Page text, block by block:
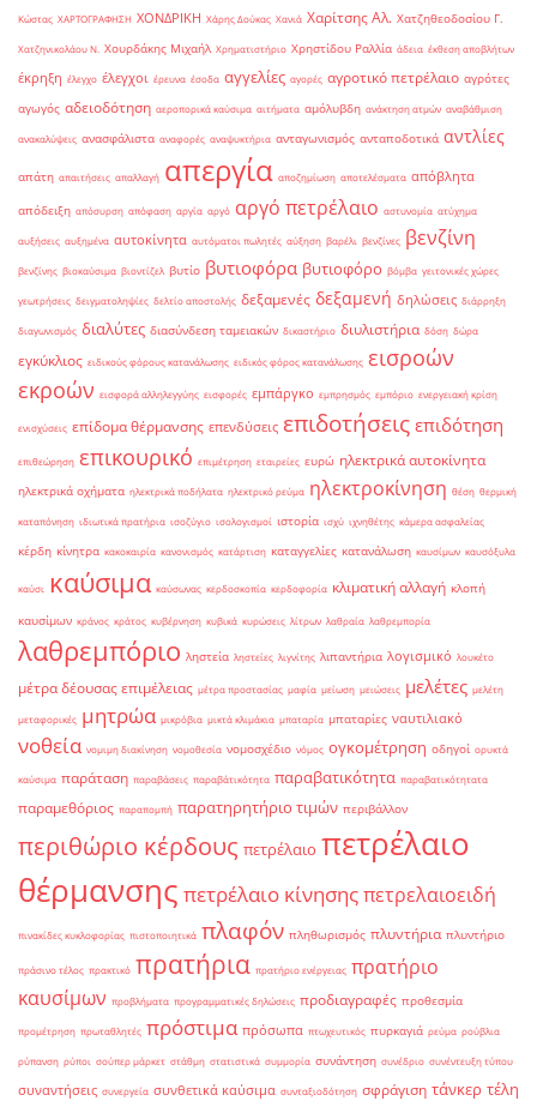
Κώστας ΧΑΡΤΟΓΡΑΦΗΣΗ ΧΟΝΔΡΙΚΗ Χάρης Δούκας Χανιά Χαρίτσης Αλ. Χατζηθεοδοσίου Γ.
Χατζηνικολάου Ν. Χουρδάκης Μιχαήλ Χρηματιστήριο Χρηστίδου Ραλλία άδεια έκθεση αποβλήτων
έκρηξη έλεγχο έλεγχοι έρευνα έσοδα αγγελίες αγορές αγροτικό πετρέλαιο αγρότες
αγωγός αδειοδότηση αεροπορικά καύσιμα αιτήματα αμόλυβδη ανάκτηση ατμών αναβάθμιση
ανακαλύψεις ανασφάλιστα αναφορές αναψυκτήρια ανταγωνισμός ανταποδοτικά αντλίες
απάτη απαιτήσεις απαλλαγή απεργία αποζημίωση αποτελέσματα απόβλητα
απόδειξη απόσυρση απόφαση αργία αργό αργό πετρέλαιο αστυνομία ατύχημα
αυξήσεις αυξημένα αυτοκίνητα αυτόματοι πωλητές αύξηση βαρέλι βενζίνες βενζίνη
βενζίνης βιοκαύσιμα βιοντίζελ βυτίο βυτιοφόρα βυτιοφόρο βόμβα γειτονικές χώρες
γεωτρήσεις δειγματοληψίες δελτίο αποστολής δεξαμενές δεξαμενή δηλώσεις διάρρηξη
διαγωνισμός διαλύτες διασύνδεση ταμειακών δικαστήριο διυλιστήρια δόση δώρα
εγκύκλιος ειδικούς φόρους κατανάλωσης ειδικός φόρος κατανάλωσης εισροών
εκροών εισφορά αλληλεγγύης εισφορές εμπάργκο εμπρησμός εμπόριο ενεργειακή κρίση
ενισχύσεις επίδομα θέρμανσης επενδύσεις επιδοτήσεις επιδότηση
επιθεώρηση επικουρικό επιμέτρηση εταιρείες ευρώ ηλεκτρικά αυτοκίνητα
ηλεκτρικά οχήματα ηλεκτρικά ποδήλατα ηλεκτρικό ρεύμα ηλεκτροκίνηση θέση θερμική
καταπόνηση ιδιωτικά πρατήρια ισοζύγιο ισολογισμοί ιστορία ισχύ ιχνηθέτης κάμερα ασφαλείας
κέρδη κίνητρα κακοκαιρία κανονισμός κατάρτιση καταγγελίες κατανάλωση καυσίμων καυσόξυλα
καύσι καύσιμα καύσωνας κερδοσκοπία κερδοφορία κλιματική αλλαγή κλοπή
καυσίμων κράνος κράτος κυβέρνηση κυβικά κυρώσεις λίτρων λαθραία λαθρεμπορία
λαθρεμπόριο ληστεία ληστείες λιγνίτης λιπαντήρια λογισμικό λουκέτο
μέτρα δέουσας επιμέλειας μέτρα προστασίας μαφία μείωση μειώσεις μελέτες μελέτη
μεταφορικές μητρώα μικρόβια μικτά κλιμάκια μπαταρία μπαταρίες ναυτιλιακό
νοθεία νομιμη διακίνηση νομοθεσία νομοσχέδιο νόμος ογκομέτρηση οδηγοί ορυκτά
καύσιμα παράταση παραβάσεις παραβάτικότητα παραβατικότητα παραβατικότητατα
παραμεθόριος παραπομπή παρατηρητήριο τιμών περιβάλλον
περιθώριο κέρδους πετρέλαιο πετρέλαιο
θέρμανσης πετρέλαιο κίνησηςπετρελαιοειδή
πινακίδες κυκλοφορίας πιστοποιητικά πλαφόν πληθωρισμός πλυντήρια πλυντήριο
πράσινο τέλος πρακτικό πρατήρια πρατήριο ενέργειας πρατήριο
καυσίμων προβλήματα προγραμματικές δηλώσεις προδιαγραφές προθεσμία
προμέτρηση πρωταθλητές πρόστιμα πρόσωπα πτωχευτικός πυρκαγιά ρεύμα ρούβλια
ρύπανση ρύποι σούπερ μάρκετ στάθμη στατιστικά συμμορία συνάντηση συνέδριο συνέντευξη τύπου
συναντήσεις συνεργεία συνθετικά καύσιμα συνταξιοδότηση σφράγιση τάνκερ τέλη